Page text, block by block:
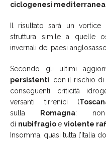
ciclogenesi mediterranea
Il risultato sarà un vortice
struttura simile a quelle
invernali dei paesi
Secondo gli ultimi
persistenti, con il rischio
conseguenti criticità
versanti tirrenici (
sulla
Romagna: non
di nubifragioe violente
Insomma, quasi tutta l’Italia